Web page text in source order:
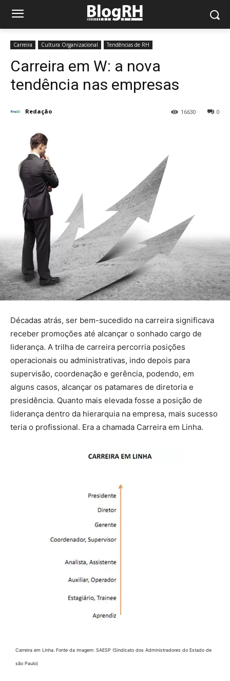
Carreira Cultura Organizacional Tendências de RH
Carreira em W: a nova
tendência nas empresas
Redação 0
16630
Décadas atrás, ser bem-sucedido na carreira significava
receber promoções até alcançar o sonhado cargo de
liderança. A trilha de carreira percorria posições
operacionais ou administrativas, indo depois para
supervisão, coordenação e gerência, podendo, em
alguns casos, alcançar os patamares de diretoria e
presidência. Quanto mais elevada fosse a posição de
liderança dentro da hierarquia na empresa, mais sucesso
teria o profissional. Era a chamada Carreira em Linha.
Carreira em Linha. Fonte da imagem: SAESP (Sindicato dos Administradores do Estado de
são Paulo)